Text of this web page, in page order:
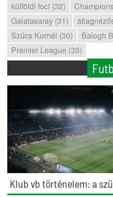
külföldi foci (32)
Galatasaray (31)
Szűcs Kornél (30)
Balogh
Premier League (30)
Klub vb történelem: a